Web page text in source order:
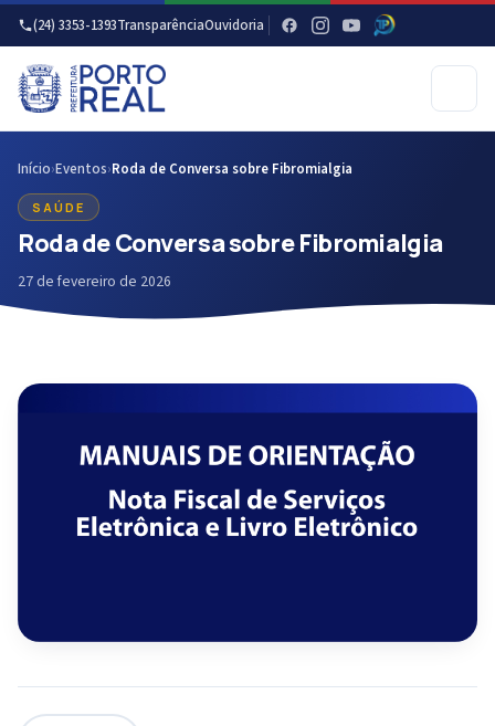
(24) 3353-1393TransparênciaOuvidoria
Início›Eventos›Roda de Conversa sobre Fibromialgia
SAÚDE
Roda de Conversa sobre Fibromialgia
27 de fevereiro de 2026